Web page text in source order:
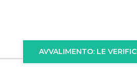
AVVALIMENTO: LE